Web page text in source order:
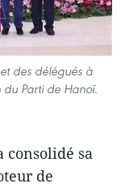
des délégués à
Parti de Hanoï.
consolidé sa
de